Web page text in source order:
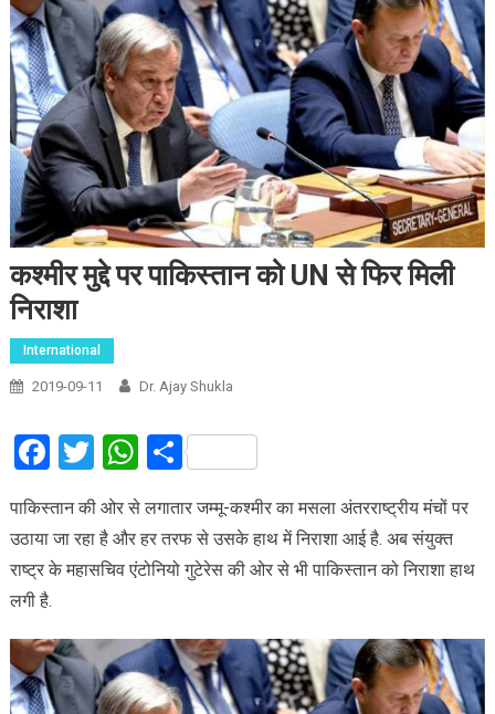
कश्मीर मुद्दे पर पाकिस्तान को UN से फिर मिली
निराशा
International
2019-09-11 Dr. Ajay Shukla
Facebook
Twitter
WhatsApp
Share
पाकिस्तान की ओर से लगातार जम्मू-कश्मीर का मसला अंतरराष्ट्रीय मंचों पर
उठाया जा रहा है और हर तरफ से उसके हाथ में निराशा आई है. अब संयुक्त
राष्ट्र के महासचिव एंटोनियो गुटेरेस की ओर से भी पाकिस्तान को निराशा हाथ
लगी है.